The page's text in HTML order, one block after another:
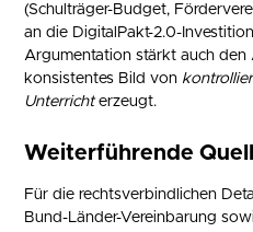
(Schulträger-Budget,
an die DigitalPakt-2.0-
Argumentation stärkt auch den
konsistentes Bild von
Unterrichterzeugt.
Weiterführende
Für die rechtsverbindlichen
Bund-Länder-Vereinbarung